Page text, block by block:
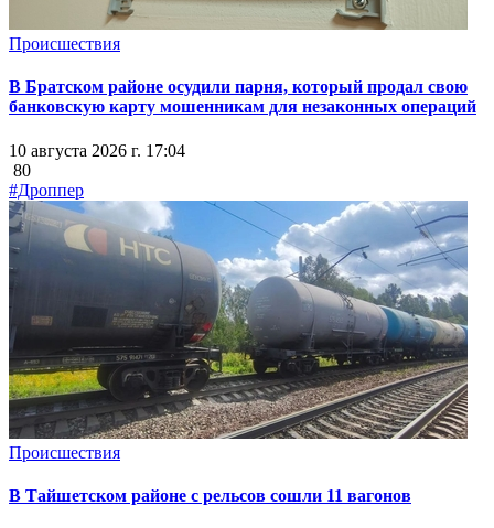
Происшествия
В Братском районе осудили парня, который продал свою
банковскую карту мошенникам для незаконных операций
10 августа 2026 г. 17:04
80
#Дроппер
Происшествия
В Тайшетском районе с рельсов сошли 11 вагонов